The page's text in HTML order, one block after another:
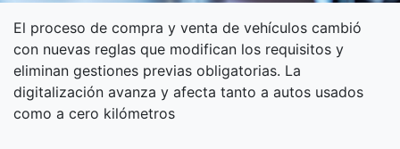
El proceso de compra y venta de vehículos cambió
con nuevas reglas que modifican los requisitos y
eliminan gestiones previas obligatorias. La
digitalización avanza y afecta tanto a autos usados
como a cero kilómetros